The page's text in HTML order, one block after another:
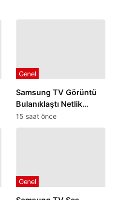
Samsung TV Görüntü
Bulanıklaştı Netlik
Ayarları İşe Yaramıyorsa
Genel
15 saat önce
Genel